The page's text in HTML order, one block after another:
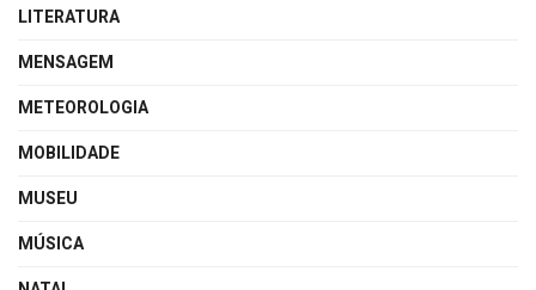
LITERATURA
MENSAGEM
METEOROLOGIA
MOBILIDADE
MUSEU
MÚSICA